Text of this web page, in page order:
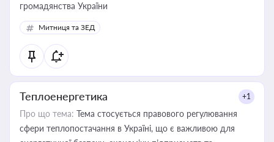
громадянства України
Митниця та ЗЕД
Теплоенергетика +1
Про що тема: Тема стосується правового регулювання
сфери теплопостачання в Україні, що є важливою для